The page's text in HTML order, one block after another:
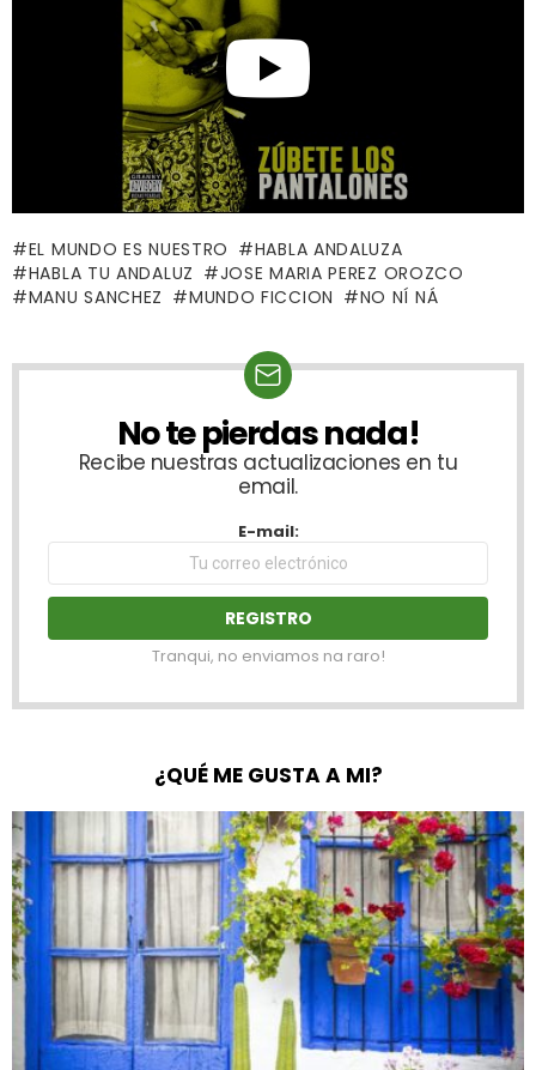
EL MUNDO ES NUESTRO
HABLA ANDALUZA
HABLA TU ANDALUZ
JOSE MARIA PEREZ OROZCO
MANU SANCHEZ
MUNDO FICCION NO NÍ NÁ
NEWSLETTERNo te pierdas nada!
Recibe nuestras actualizaciones en tu
email.
E-mail:
Tranqui, no enviamos na raro!
¿QUÉ ME GUSTA A MI?